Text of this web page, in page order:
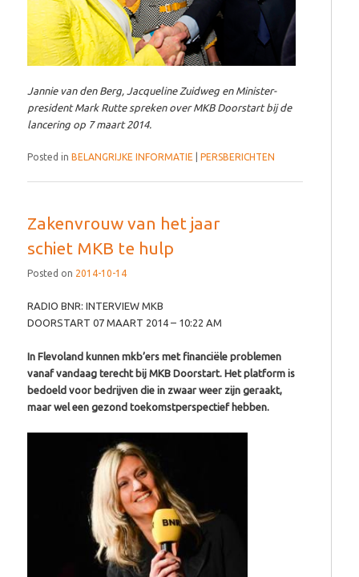
Jannie van den Berg, Jacqueline Zuidweg en Minister-
president Mark Rutte spreken over MKB Doorstart bij de
lancering op 7 maart 2014.
Posted in BELANGRIJKE INFORMATIE PERSBERICHTEN
Zakenvrouw van het jaar
schiet MKB te hulp
Posted on 2014-10-14
RADIO BNR: INTERVIEW MKB
DOORSTART 07 MAART 2014 – 10:22 AM
In Flevoland kunnen mkb’ers met financiële problemen
vanaf vandaag terecht bij MKB Doorstart. Het platform is
bedoeld voor bedrijven die in zwaar weer zijn geraakt,
maar wel een gezond toekomstperspectief hebben.